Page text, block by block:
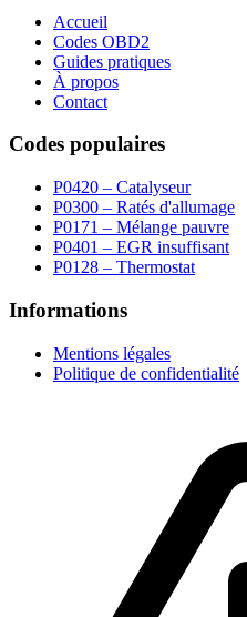
Accueil
Codes OBD2
Guides pratiques
À propos
Contact
Codes populaires
P0420 – Catalyseur
P0300 – Ratés d'allumage
P0171 – Mélange pauvre
P0401 – EGR insuffisant
P0128 – Thermostat
Informations
Mentions légales
Politique de confidentialité